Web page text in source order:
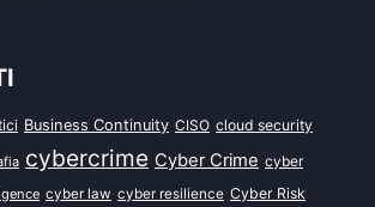
Business Continuity CISO cloud security
cybercrime Cyber Crime cyber
cyber law cyber resilience Cyber Risk